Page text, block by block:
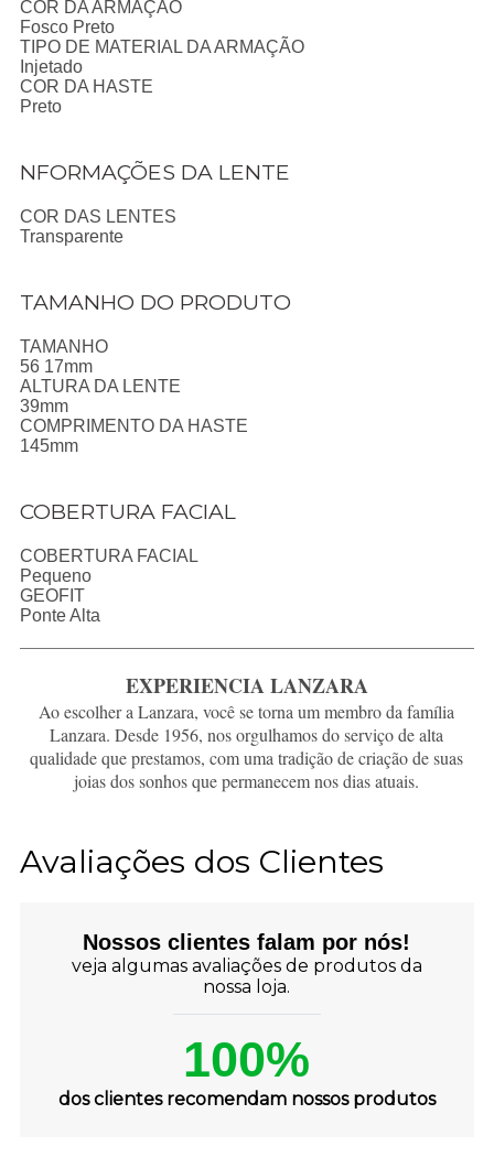
COR DA ARMAÇÃO
Fosco Preto
TIPO DE MATERIAL DA ARMAÇÃO
Injetado
COR DA HASTE
Preto
NFORMAÇÕES DA LENTE
COR DAS LENTES
Transparente
TAMANHO DO PRODUTO
TAMANHO
56 17mm
ALTURA DA LENTE
39mm
COMPRIMENTO DA HASTE
145mm
COBERTURA FACIAL
COBERTURA FACIAL
Pequeno
GEOFIT
Ponte Alta
EXPERIENCIA LANZARA
Ao escolher a Lanzara, você se torna um membro da família
Lanzara. Desde 1956, nos orgulhamos do serviço de alta
qualidade que prestamos, com uma tradição de criação de suas
joias dos sonhos que permanecem nos dias atuais.
Avaliações dos Clientes
Nossos clientes falam por nós!
veja algumas avaliações de produtos da
nossa loja.
100%
dos clientes recomendam nossos produtos